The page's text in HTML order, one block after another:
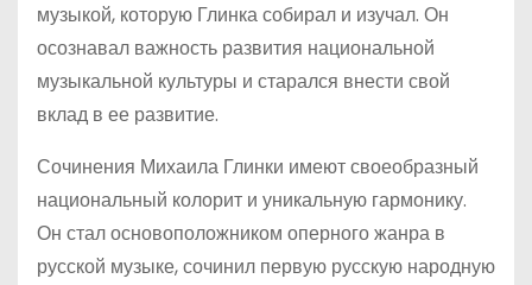
музыкой, которую Глинка собирал и изучал. Он
осознавал важность развития национальной
музыкальной культуры и старался внести свой
вклад в ее развитие.
Сочинения Михаила Глинки имеют своеобразный
национальный колорит и уникальную гармонику.
Он стал основоположником оперного жанра в
русской музыке, сочинил первую русскую народную